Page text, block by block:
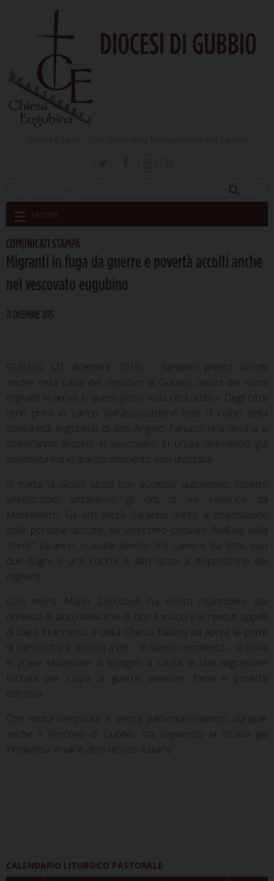
DIOCESI DI GUBBIO
Skip
to
content
Home
COMUNICATI STAMPA
Migranti in fuga da guerre e povertà accolti anche
nel vescovato eugubino
21 DICEMBRE 2015
GUBBIO (21 dicembre 2015) – Saranno presto accolti
anche nella casa del Vescovo di Gubbio, alcuni dei nuovi
migranti in arrivo in questi giorni nella città umbra. Degli oltre
venti presi in carico dall’associazione Icse (I colori della
solidarietà eugubina) di don Angelo Fanucci, una decina si
stabiliranno proprio in vescovato, in un’ala dell’edificio già
sistemata ma in questo momento non utilizzata.
Si tratta di alcuni spazi con accesso autonomo, rispetto
all’episcopio, attraverso gli orti di via Federico da
Montefeltro. Gli orti stessi saranno messi a disposizione
delle persone accolte, se volessero coltivarli. Nell’ala della
“torre” saranno ricavate almeno tre camere da letto, con
due bagni e una cucina e altri spazi a disposizione dei
migranti.
Così mons. Mario Ceccobelli ha voluto rispondere alla
richiesta di aiuto della Icse di don Fanucci e ai ripetuti appelli
di papa Francesco e della Chiesa italiana ad aprire le porte
di parrocchie e diocesi a chi – in questo momento – si trova
in grave situazione di bisogno a causa di una migrazione
forzata per colpa di guerre, violenze, fame e povertà
estrema.
Con molta semplicità e senza particolari clamori, dunque,
anche il Vescovo di Gubbio sta seguendo la strada già
intrapresa in varie altre diocesi italiane.
CALENDARIO LITURGICO PASTORALE